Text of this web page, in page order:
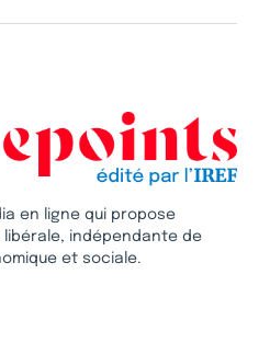
en ligne qui propose
indépendante de
et sociale.